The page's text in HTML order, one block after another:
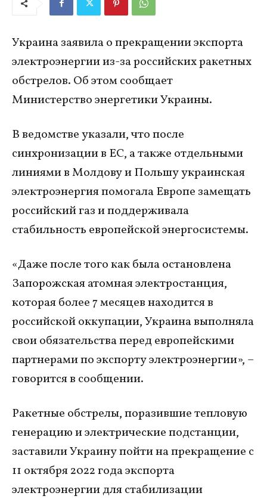
Украина заявила о прекращении экспорта
электроэнергии из-за российских ракетных
обстрелов. Об этом сообщает
Министерство энергетики Украины.
В ведомстве указали, что после
синхронизации в ЕС, а также отдельными
линиями в Молдову и Польшу украинская
электроэнергия помогала Европе замещать
российский газ и поддерживала
стабильность европейской энергосистемы.
«Даже после того как была остановлена
Запорожская атомная электростанция,
которая более 7 месяцев находится в
российской оккупации, Украина выполняла
свои обязательства перед европейскими
партнерами по экспорту электроэнергии», –
говорится в сообщении.
Ракетные обстрелы, поразившие тепловую
генерацию и электрические подстанции,
заставили Украину пойти на прекращение с
11 октября 2022 года экспорта
электроэнергии для стабилизации